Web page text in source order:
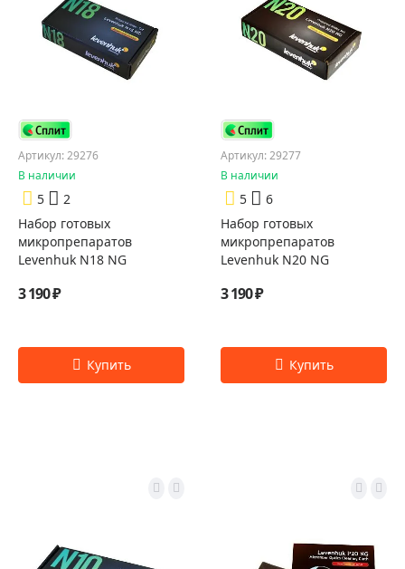
Артикул: 29276
В наличии
5
2
Набор готовых
микропрепаратов
Levenhuk N18 NG
3 190 ₽
Артикул: 29277
В наличии
5
6
Набор готовых
микропрепаратов
Levenhuk N20 NG
3 190 ₽